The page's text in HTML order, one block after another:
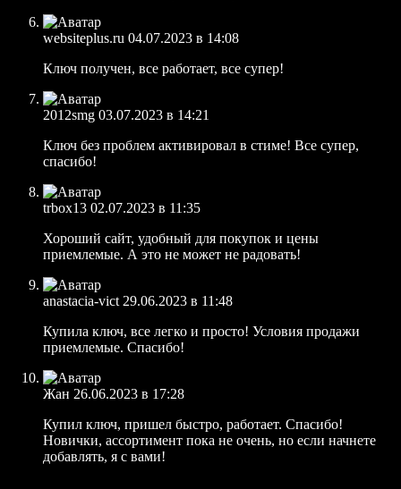
websiteplus.ru 04.07.2023 в 14:08
Ключ получен, все работает, все супер!
2012smg 03.07.2023 в 14:21
Ключ без проблем активировал в стиме! Все супер,
спасибо!
trbox13 02.07.2023 в 11:35
Хороший сайт, удобный для покупок и цены
приемлемые. А это не может не радовать!
anastacia-vict 29.06.2023 в 11:48
Купила ключ, все легко и просто! Условия продажи
приемлемые. Спасибо!
Жан 26.06.2023 в 17:28
Купил ключ, пришел быстро, работает. Спасибо!
Новички, ассортимент пока не очень, но если начнете
добавлять, я с вами!